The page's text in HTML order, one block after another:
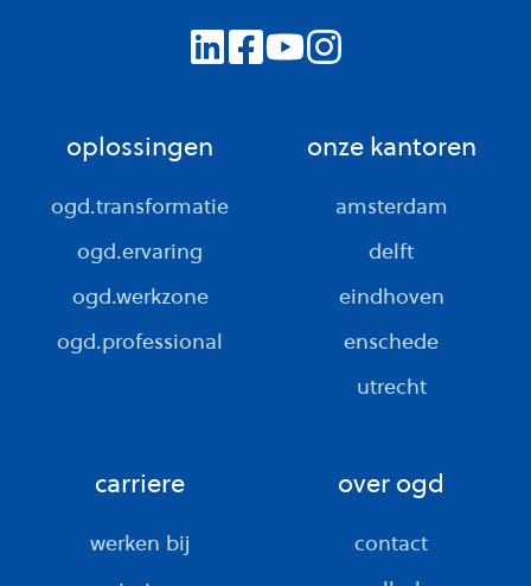
oplossingen
ogd.transformatie
ogd.ervaring
ogd.werkzone
ogd.professional
onze kantoren
amsterdam
delft
eindhoven
enschede
utrecht
carriere
werken bij
over ogd
contact